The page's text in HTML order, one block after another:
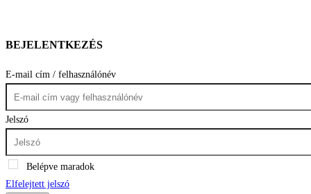
BEJELENTKEZÉS
E-mail cím / felhasználónév
Jelszó
Belépve maradok
Elfelejtett jelszó